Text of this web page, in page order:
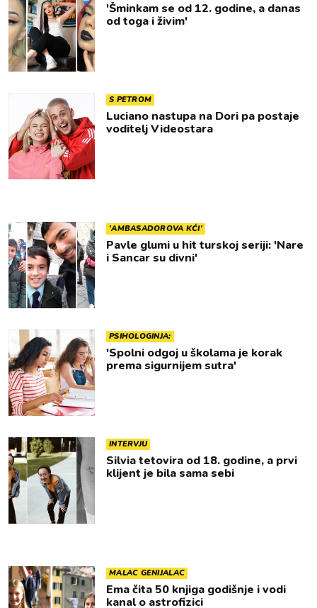
'Šminkam se od 12. godine, a danas
od toga i živim'
S PETROM
Luciano nastupa na Dori pa postaje
voditelj Videostara
'AMBASADOROVA KĆI'
Pavle glumi u hit turskoj seriji: 'Nare
i Sancar su divni'
PSIHOLOGINJA:
'Spolni odgoj u školama je korak
prema sigurnijem sutra'
INTERVJU
Silvia tetovira od 18. godine, a prvi
klijent je bila sama sebi
MALAC GENIJALAC
Ema čita 50 knjiga godišnje i vodi
kanal o astrofizici